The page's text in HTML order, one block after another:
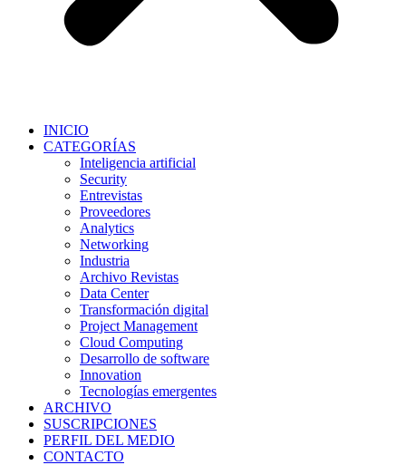
INICIO
CATEGORÍAS
Inteligencia artificial
Security
Entrevistas
Proveedores
Analytics
Networking
Industria
Archivo Revistas
Data Center
Transformación digital
Project Management
Cloud Computing
Desarrollo de software
Innovation
Tecnologías emergentes
ARCHIVO
SUSCRIPCIONES
PERFIL DEL MEDIO
CONTACTO